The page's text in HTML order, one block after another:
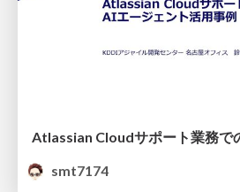
smt7174